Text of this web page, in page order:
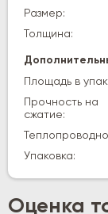
Размер:
Толщина:
Площадь в
Прочность на
сжатие:
Упаковка:
Оценка